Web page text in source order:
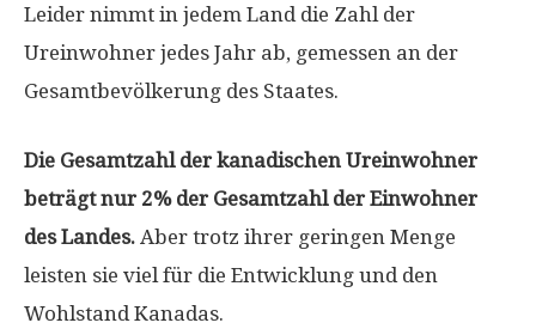
Leider nimmt in jedem Land die Zahl der
Ureinwohner jedes Jahr ab, gemessen an der
Gesamtbevölkerung des Staates.
Die Gesamtzahl der kanadischen Ureinwohner
beträgt nur 2% der Gesamtzahl der Einwohner
des Landes. Aber trotz ihrer geringen Menge
leisten sie viel für die Entwicklung und den
Wohlstand Kanadas.